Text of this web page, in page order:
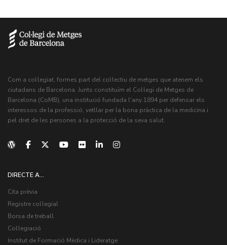
Com a col·legiat, formes part del col·lectiu de metges que atenem els
ciutadans de Barcelona. Junts constituïm el Col·legi de Metges de
Barcelona (CoMB), una institució fundada l'any 1894 per defensar els
interessos de la professió, vetllar per la bona pràctica de la medicina i
pel dret de les persones a la protecció de la seva salut.
DIRECTE A...
Cita prèvia
Registre col·legial
Borsa de treball
Col·legiació
Institut de Formació Mèdica i Lideratge